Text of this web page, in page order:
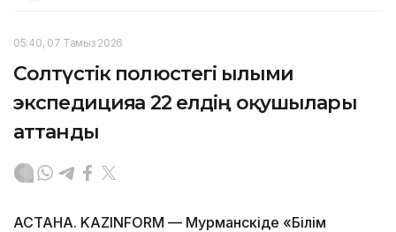
05:40, 07 Тамыз 2026
Солтүстік полюстегі ғылыми
экспедицияға 22 елдің оқушылары
аттанды
АСТАНА. KAZINFORM — Мурманскіде «Білім